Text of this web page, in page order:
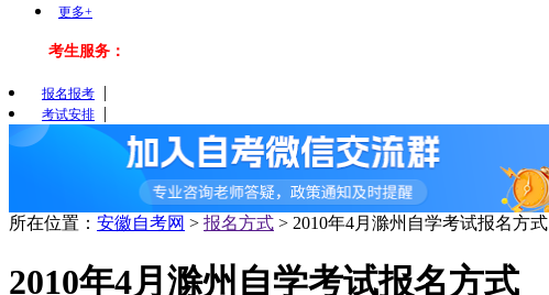
更多+
考生服务：
报名报考 |
考试安排 |
所在位置： 安徽自考网 > 报名方式 > 2010年4月滁州自学考试报名方式
2010年4月滁州自学考试报名方式